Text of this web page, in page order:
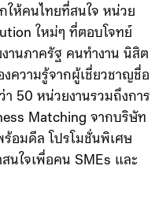
ให้คนไทยที่สนใจ หน่วย
ใหม่ๆ ที่ตอบโจทย์
านภาครัฐ คนทำงาน นิสิต
ความรู้จากผู้เชี่ยวชาญชื่อ
50 หน่วยงานรวมถึงการ
Matching จากบริษัท
อมดีล โปรโมชั่นพิเศษ
นใจเพื่อคน SMEs และ